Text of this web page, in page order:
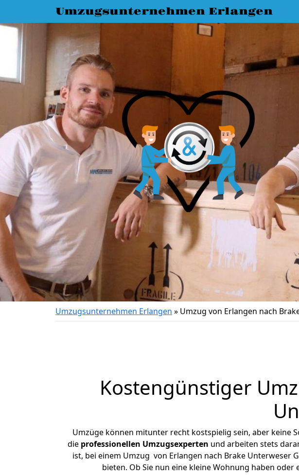
Umzugsunternehmen Erlangen
Umzugsunternehmen Erlangen » Umzug von Erlangen nach
Kostengünstiger
Umzüge können mitunter recht kostspielig sein, aber keine
die professionellen Umzugsexperten und arbeiten stets
ist, bei einem Umzug von Erlangen nach Brake Unterweser
bieten. Ob Sie nun eine kleine Wohnung haben